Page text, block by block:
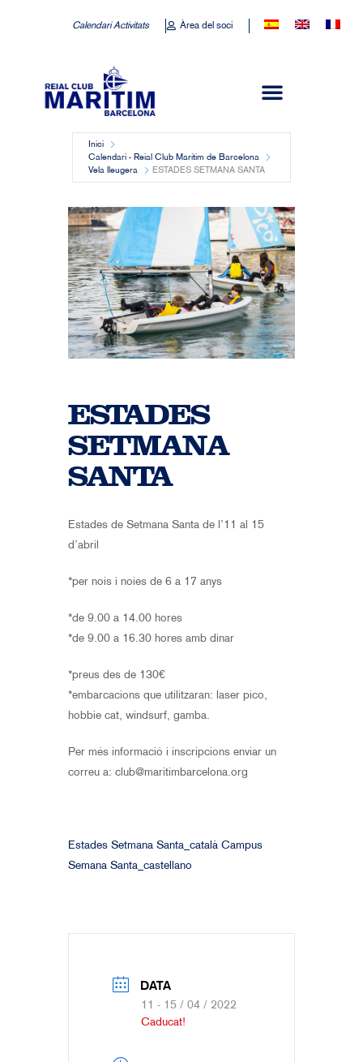
Calendari Activitats Àrea del soci
Inici
Calendari - Reial Club Marítim de Barcelona
Vela lleugera
ESTADES SETMANA SANTA
ESTADES
SETMANA
SANTA
Estades de Setmana Santa de l’11 al 15
d’abril
*per nois i noies de 6 a 17 anys
*de 9.00 a 14.00 hores
*de 9.00 a 16.30 hores amb dinar
*preus des de 130€
*embarcacions que utilitzaran: laser pico,
hobbie cat, windsurf, gamba.
Per més informació i inscripcions enviar un
correu a: club@maritimbarcelona.org
Estades Setmana Santa_català Campus
Semana Santa_castellano
DATA
11 - 15 / 04 / 2022
Caducat!